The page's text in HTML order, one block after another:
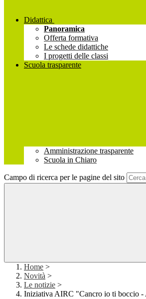
Didattica
Panoramica
Offerta formativa
Le schede didattiche
I progetti delle classi
Scuola trasparente
Amministrazione trasparente
Scuola in Chiaro
Campo di ricerca per le pagine del sito
Home >
Novità >
Le notizie >
Iniziativa AIRC "Cancro io ti boccio -